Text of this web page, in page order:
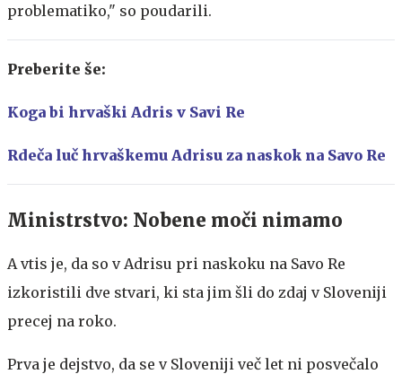
problematiko," so poudarili.
Preberite še:
Koga bi hrvaški Adris v Savi Re
Rdeča luč hrvaškemu Adrisu za naskok na Savo Re
Ministrstvo: Nobene moči nimamo
A vtis je, da so v Adrisu pri naskoku na Savo Re
izkoristili dve stvari, ki sta jim šli do zdaj v Sloveniji
precej na roko.
Prva je dejstvo, da se v Sloveniji več let ni posvečalo